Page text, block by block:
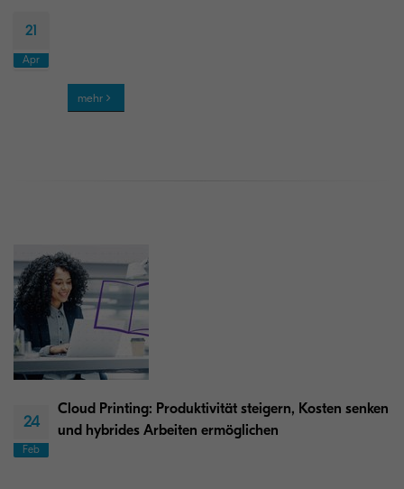
21
Apr
mehr
24
Feb
Cloud Printing: Produktivität steigern, Kosten senken
und hybrides Arbeiten ermöglichen